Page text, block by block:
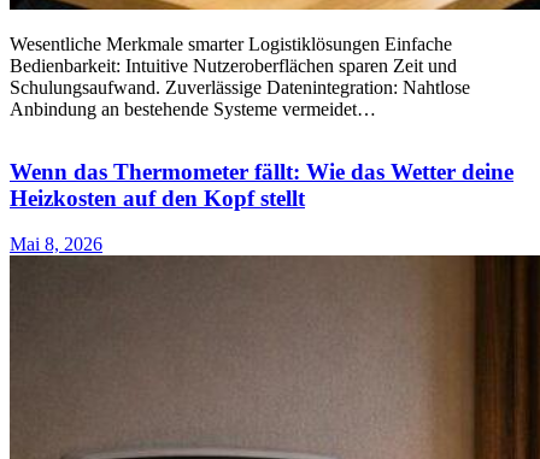
Wesentliche Merkmale smarter Logistiklösungen Einfache
Bedienbarkeit: Intuitive Nutzeroberflächen sparen Zeit und
Schulungsaufwand. Zuverlässige Datenintegration: Nahtlose
Anbindung an bestehende Systeme vermeidet…
Wenn das Thermometer fällt: Wie das Wetter deine
Heizkosten auf den Kopf stellt
Mai 8, 2026